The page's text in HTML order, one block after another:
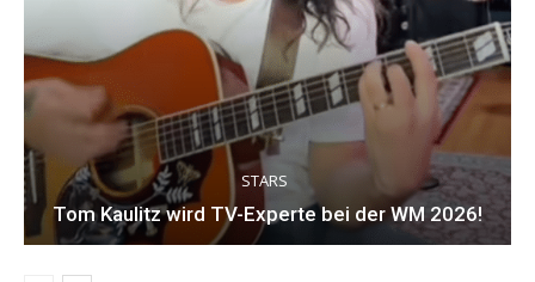
STARS
Tom Kaulitz wird TV-Experte bei der WM 2026!